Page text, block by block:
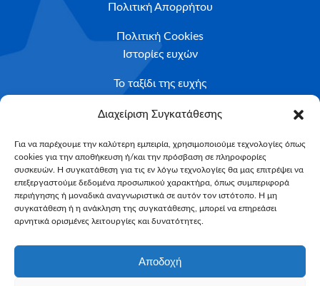
Διαχείριση Συγκατάθεσης
Για να παρέχουμε την καλύτερη εμπειρία, χρησιμοποιούμε τεχνολογίες όπως
cookies για την αποθήκευση ή/και την πρόσβαση σε πληροφορίες
συσκευών. Η συγκατάθεση για τις εν λόγω τεχνολογίες θα μας επιτρέψει να
επεξεργαστούμε δεδομένα προσωπικού χαρακτήρα, όπως συμπεριφορά
περιήγησης ή μοναδικά αναγνωριστικά σε αυτόν τον ιστότοπο. Η μη
συγκατάθεση ή η ανάκληση της συγκατάθεσης, μπορεί να επηρεάσει
αρνητικά ορισμένες λειτουργίες και δυνατότητες.
Αποδοχή
Πολιτική Απορρήτου
Πολιτική Cookies
Ιστορίες ευχών
Το ταξίδι της ευχής
Κριτήρια Καταλληλότητας
Υποβολή Αιτήματος
NEWSLETTER
Email*